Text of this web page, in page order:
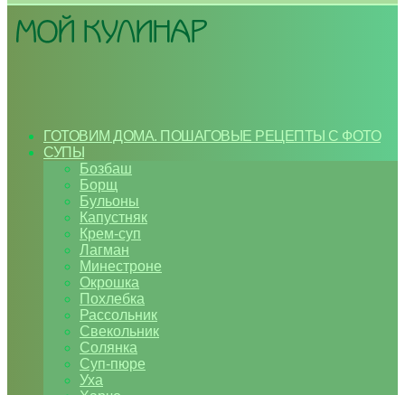
ГОТОВИМ ДОМА. ПОШАГОВЫЕ РЕЦЕПТЫ С ФОТО
СУПЫ
Бозбаш
Борщ
Бульоны
Капустняк
Крем-суп
Лагман
Минестроне
Окрошка
Похлебка
Рассольник
Свекольник
Солянка
Суп-пюре
Уха